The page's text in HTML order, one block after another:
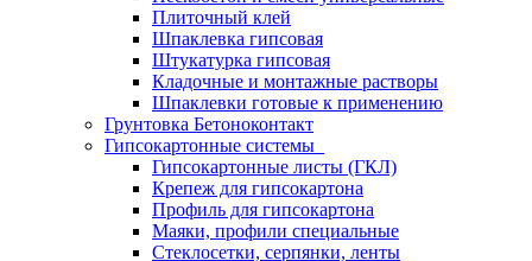
Плиточный клей
Шпаклевка гипсовая
Штукатурка гипсовая
Кладочные и монтажные растворы
Шпаклевки готовые к применению
Грунтовка Бетоноконтакт
Гипсокартонные системы
Гипсокартонные листы (ГКЛ)
Крепеж для гипсокартона
Профиль для гипсокартона
Маяки, профили специальные
Стеклосетки, серпянки, ленты